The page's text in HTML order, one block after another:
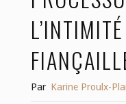
Par Karine Proulx-